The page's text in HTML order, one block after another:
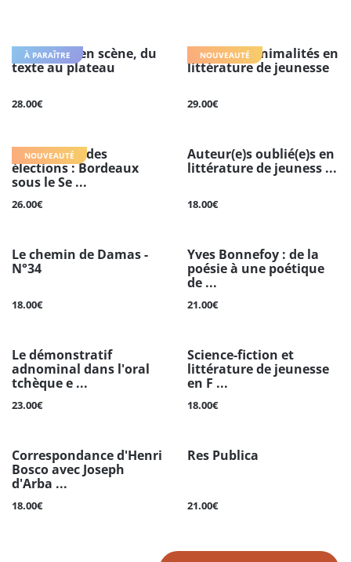
À PARAÎTRE
Hybridités en scène, du
texte au plateau
28.00€
NOUVEAUTÉ
Nouvelles animalités en
littérature de jeunesse
29.00€
NOUVEAUTÉ
La fabrique des
élections : Bordeaux
sous le Se ...
26.00€
Auteur(e)s oublié(e)s en
littérature de jeuness ...
18.00€
Le chemin de Damas -
N°34
18.00€
Yves Bonnefoy : de la
poésie à une poétique
de ...
21.00€
Le démonstratif
adnominal dans l'oral
tchèque e ...
23.00€
Science-fiction et
littérature de jeunesse
en F ...
18.00€
Correspondance d'Henri
Bosco avec Joseph
d'Arba ...
18.00€
Res Publica
21.00€